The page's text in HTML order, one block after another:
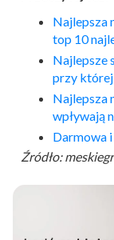
Najlepsza
top 10
Najlepsze
przy której
Najlepsza
wpływają
Darmowa
Źródło: